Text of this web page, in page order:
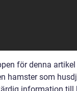
för denna
hamster som
information till